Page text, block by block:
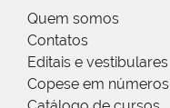
Quem somos
Contatos
Editais e vestibulares
Copese em números